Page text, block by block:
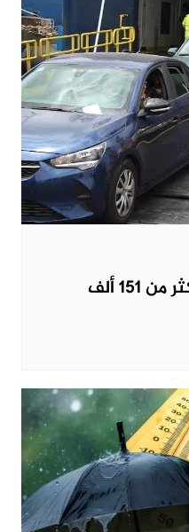
عملية “مرحبا 2026”..أكثر من 151 ألف